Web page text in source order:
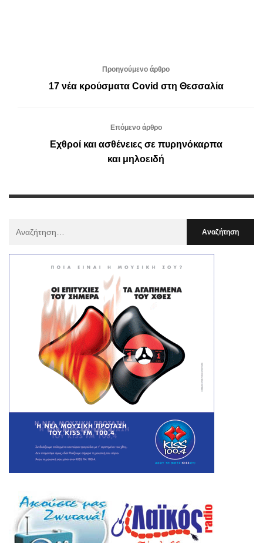
Προηγούμενο άρθρο
17 νέα κρούσματα Covid στη Θεσσαλία
Επόμενο άρθρο
Εχθροί και ασθένειες σε πυρηνόκαρπα
και μηλοειδή
: